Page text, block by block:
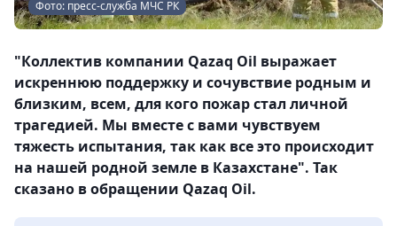
Фото: пресс-служба МЧС РК
"Коллектив компании Qazaq Oil выражает
искреннюю поддержку и сочувствие родным и
близким, всем, для кого пожар стал личной
трагедией. Мы вместе с вами чувствуем
тяжесть испытания, так как все это происходит
на нашей родной земле в Казахстане". Так
сказано в обращении Qazaq Oil.